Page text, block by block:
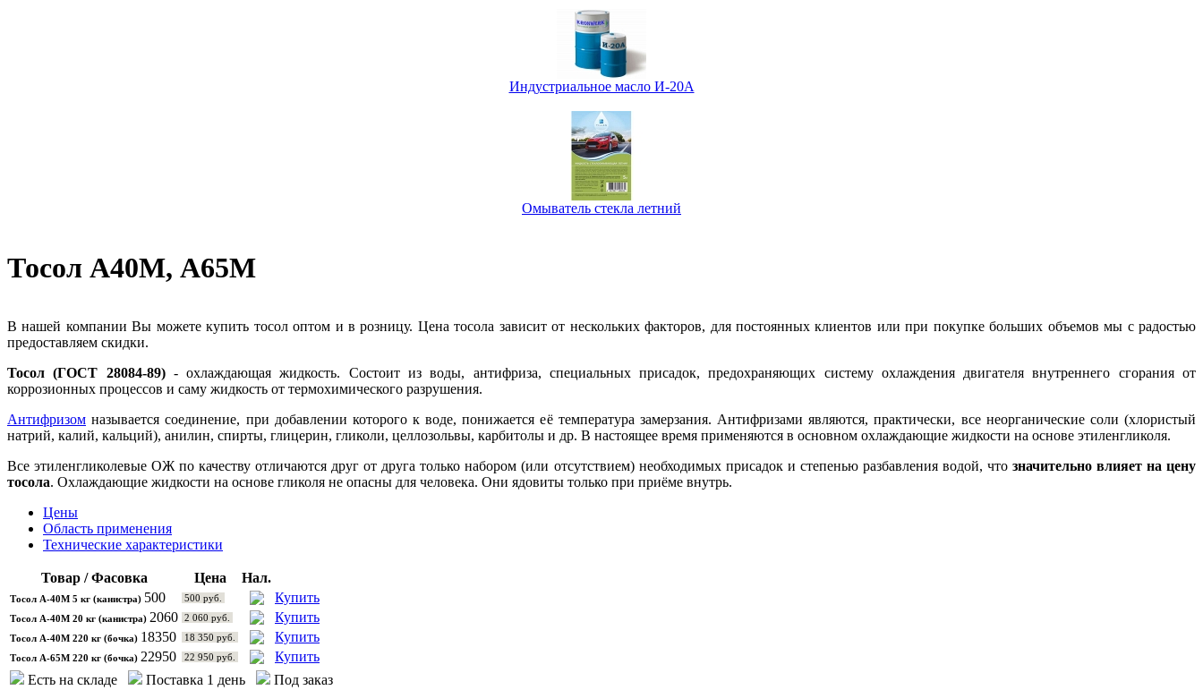
Индустриальное масло И-20А
Омыватель стекла летний
Тосол А40М, А65М
В нашей компании Вы можете купить тосол оптом и в розницу. Цена тосола зависит от нескольких факторов, для постоянных клиентов или при покупке больших объемов мы с радостью
предоставляем скидки.
Тосол (ГОСТ 28084-89) - охлаждающая жидкость. Состоит из воды, антифриза, специальных присадок, предохраняющих систему охлаждения двигателя внутреннего сгорания от
коррозионных процессов и саму жидкость от термохимического разрушения.
Антифризом называется соединение, при добавлении которого к воде, понижается её температура замерзания. Антифризами являются, практически, все неорганические соли (хлористый
натрий, калий, кальций), анилин, спирты, глицерин, гликоли, целлозольвы, карбитолы и др. В настоящее время применяются в основном охлаждающие жидкости на основе этиленгликоля.
Все этиленгликолевые ОЖ по качеству отличаются друг от друга только набором (или отсутствием) необходимых присадок и степенью разбавления водой, что значительно влияет на цену
тосола. Охлаждающие жидкости на основе гликоля не опасны для человека. Они ядовиты только при приёме внутрь.
Цены
Область применения
Технические характеристики
Товар / Фасовка Цена Нал.
Тосол А-40М 5 кг (канистра) 500 500 руб. Купить
Тосол А-40М 20 кг (канистра) 2060 2 060 руб. Купить
Тосол А-40М 220 кг (бочка) 18350 18 350 руб. Купить
Тосол А-65М 220 кг (бочка) 22950 22 950 руб.
Купить
Есть на складе
Поставка 1 день Под заказ